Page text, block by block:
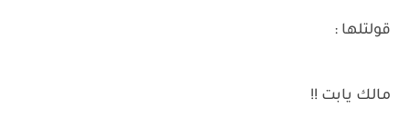
قولتلها :
مالك يابت !!